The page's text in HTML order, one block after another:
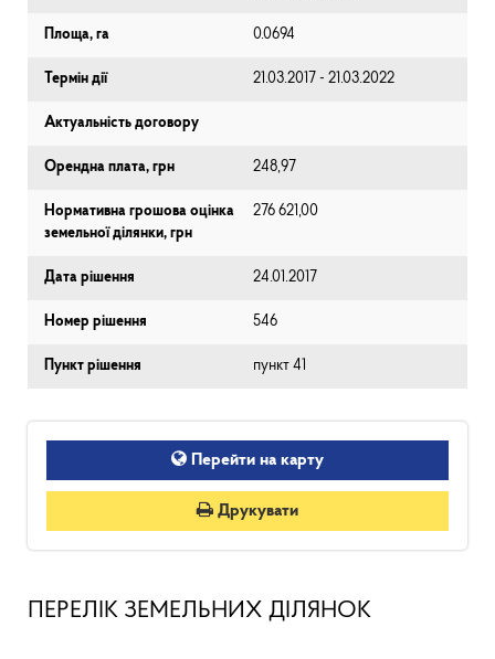
Площа, га 0.0694
Термін дії 21.03.2017 - 21.03.2022
Актуальність договору
Орендна плата, грн 248,97
Нормативна грошова оцінка
земельної ділянки, грн
276 621,00
Дата рішення 24.01.2017
Номер рішення 546
Пункт рішення пункт 41
Перейти на карту
Друкувати
ПЕРЕЛІК ЗЕМЕЛЬНИХ ДІЛЯНОК